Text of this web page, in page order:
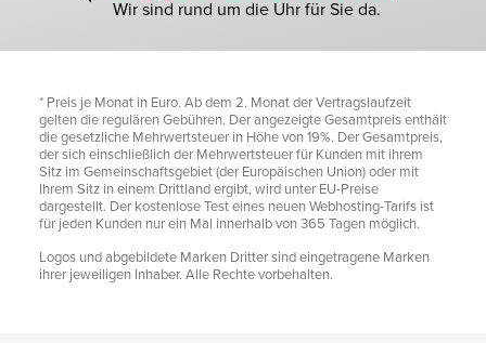
Wir sind rund um die Uhr für Sie da.
* Preis je Monat in Euro. Ab dem 2. Monat der Vertragslaufzeit
gelten die regulären Gebühren. Der angezeigte Gesamtpreis enthält
die gesetzliche Mehrwertsteuer in Höhe von 19%. Der Gesamtpreis,
der sich einschließlich der Mehrwertsteuer für Kunden mit ihrem
Sitz im Gemeinschaftsgebiet (der Europäischen Union) oder mit
Ihrem Sitz in einem Drittland ergibt, wird unter EU-Preise
dargestellt. Der kostenlose Test eines neuen Webhosting-Tarifs ist
für jeden Kunden nur ein Mal innerhalb von 365 Tagen möglich.
Logos und abgebildete Marken Dritter sind eingetragene Marken
ihrer jeweiligen Inhaber. Alle Rechte vorbehalten.